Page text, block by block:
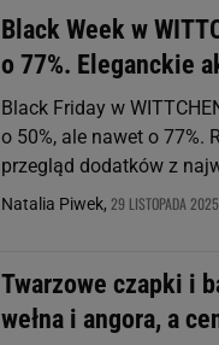
Black Week w
o 77%. Eleganckie
Black Friday w
o 50%, ale nawet o 77%.
przegląd dodatków z
Natalia Piwek, 29 LISTOPADA
Twarzowe czapki i
wełna i angora, a